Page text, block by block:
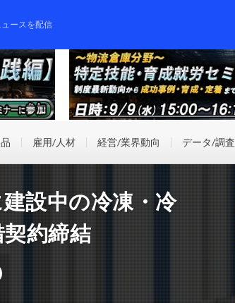
ースを配信
雇用/人材 経営/業界動向 データ/調査
設中の冷凍・冷
約締結